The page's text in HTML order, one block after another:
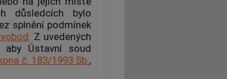
důsledcích bylo
splnění podmínek
. Z uvedených
aby Ústavní soud
č. 183/1993 Sb.,